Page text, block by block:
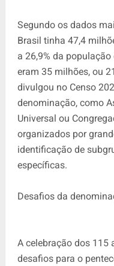
Segundo os dados
Brasil tinha 47,4
a 26,9% da
eram 35 milhões, ou
divulgou no Censo
denominação, como
Universal ou
organizados por
identificação de
específicas.
Desafios da
A celebração dos 115
desafios para o